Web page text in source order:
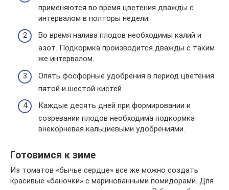
применяются во время цветения дважды с
интервалом в полторы недели.
Во время налива плодов необходимы калий и
азот. Подкормка производится дважды с таким
же интервалом.
Опять фосфорные удобрения в период цветения
пятой и шестой кистей.
Каждые десять дней при формировании и
созревании плодов необходима подкормка
внекорневая кальциевыми удобрениями.
Готовимся к зиме
Из томатов «бычье сердце» все же можно создать
красивые «баночки» с маринованными помидорами. Для